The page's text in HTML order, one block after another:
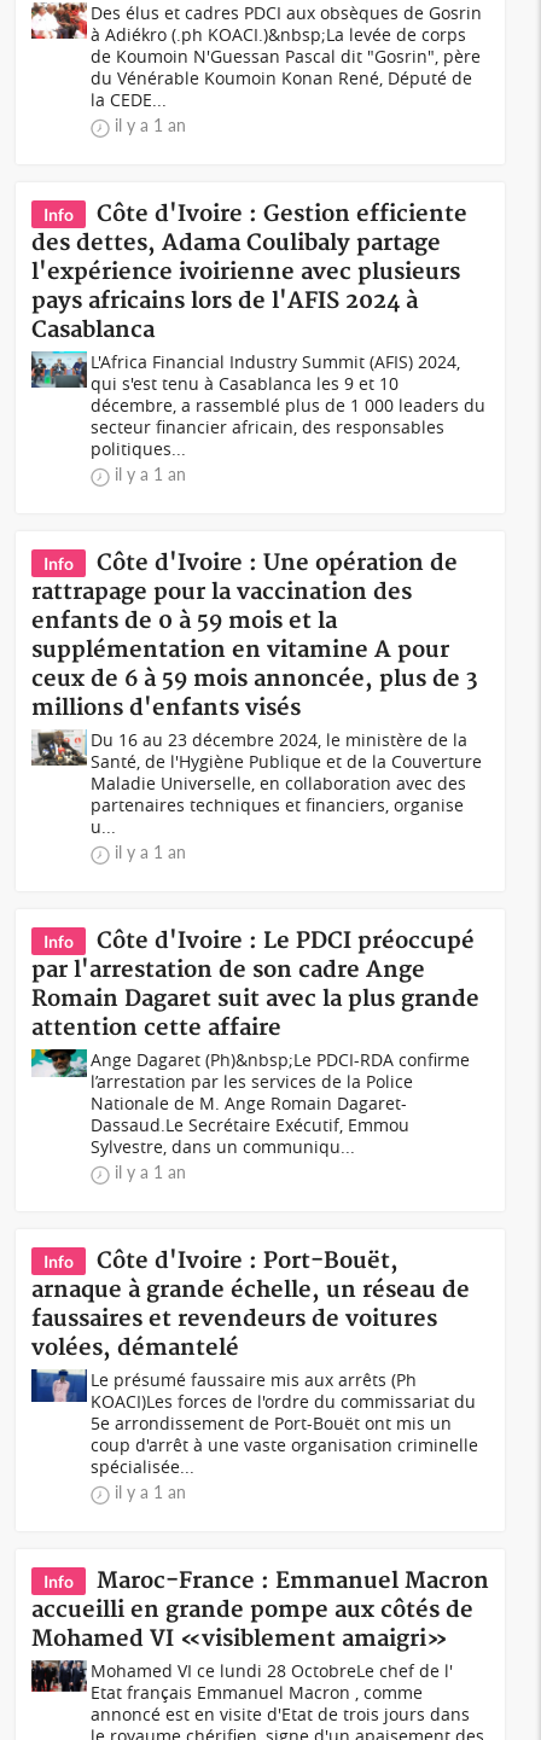
Des élus et cadres PDCI aux obsèques de Gosrin
à Adiékro (.ph KOACI.)&nbsp;La levée de corps
de Koumoin N'Guessan Pascal dit "Gosrin", père
du Vénérable Koumoin Konan René, Député de
la CEDE...
il y a 1 an
Info
Côte d'Ivoire : Gestion efficiente
des dettes, Adama Coulibaly partage
l'expérience ivoirienne avec plusieurs
pays africains lors de l'AFIS 2024 à
Casablanca
L'Africa Financial Industry Summit (AFIS) 2024,
qui s'est tenu à Casablanca les 9 et 10
décembre, a rassemblé plus de 1 000 leaders du
secteur financier africain, des responsables
politiques...
il y a 1 an
Info
Côte d'Ivoire : Une opération de
rattrapage pour la vaccination des
enfants de 0 à 59 mois et la
supplémentation en vitamine A pour
ceux de 6 à 59 mois annoncée, plus de 3
millions d'enfants visés
Du 16 au 23 décembre 2024, le ministère de la
Santé, de l'Hygiène Publique et de la Couverture
Maladie Universelle, en collaboration avec des
partenaires techniques et financiers, organise
u...
il y a 1 an
Info
Côte d'Ivoire : Le PDCI préoccupé
par l'arrestation de son cadre Ange
Romain Dagaret suit avec la plus grande
attention cette affaire
Ange Dagaret (Ph)&nbsp;Le PDCI-RDA confirme
l’arrestation par les services de la Police
Nationale de M. Ange Romain Dagaret-
Dassaud.Le Secrétaire Exécutif, Emmou
Sylvestre, dans un communiqu...
il y a 1 an
Info
Côte d'Ivoire : Port-Bouët,
arnaque à grande échelle, un réseau de
faussaires et revendeurs de voitures
volées, démantelé
Le présumé faussaire mis aux arrêts (Ph
KOACI)Les forces de l'ordre du commissariat du
5e arrondissement de Port-Bouët ont mis un
coup d'arrêt à une vaste organisation criminelle
spécialisée...
il y a 1 an
Info
Maroc-France : Emmanuel Macron
accueilli en grande pompe aux côtés de
Mohamed VI «visiblement amaigri»
Mohamed VI ce lundi 28 OctobreLe chef de l'
Etat français Emmanuel Macron , comme
annoncé est en visite d'Etat de trois jours dans